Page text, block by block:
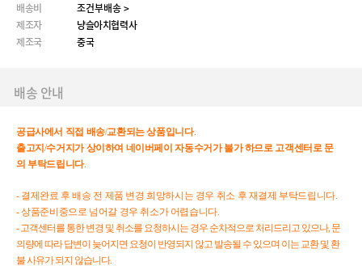
배송비
조건부배송 >
제조자
냥슬아치협력사
제조국
중국
배송 안내
공급사에서 직접 배송/교환되는상품입니다.
출고지 /수거지가 상이하여 네이버페이 자동수거가 불가하므로고객센터로문
의 부탁드립니다.
- 결제완료 후 배송 전 제품 변경 희망하시는 경우 취소 후 재결제 부탁드립니다.
- 상품준비중으로 넘어갈 경우 취소가 어렵습니다.
-고객센터를 통한 변경 및 취소를 요청하시는 경우 순차적으로 처리드리고 있으나, 문
의량에 따라 답변이 늦어지면 요청이 반영되지 않고 발송될 수 있으며 이는 교환 및 환
불 사유가 되지 않습니다.